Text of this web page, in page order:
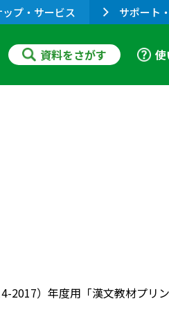
プ・サービス サポート
資料をさがす
）年度用「漢文教材プリ